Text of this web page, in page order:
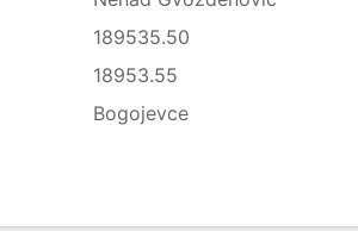
189535.50
18953.55
Bogojevce